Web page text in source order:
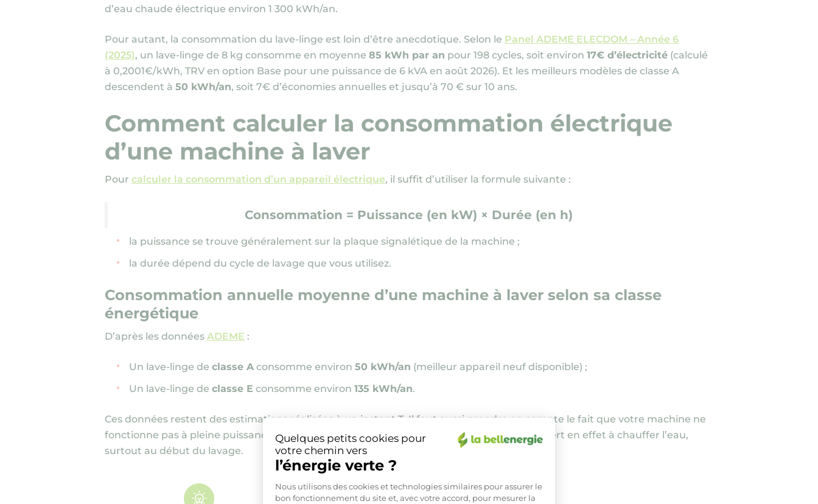
Quelques petits cookies pour
votre chemin vers
l’énergie verte ?
Plateforme de Gestion du Consentement : Personnalisez vos Options
Nous utilisons des cookies et technologies similaires pour assurer le
bon fonctionnement du site et, avec votre accord, pour mesurer la
d’eau chaude électrique environ 1 300 kWh/an.
Pour autant, la consommation du lave-linge est loin d’être anecdotique. Selon le Panel ADEME ELECDOM – Année 6
(2025), un lave-linge de 8 kg consomme en moyenne 85 kWh par an pour 198 cycles, soit environ 17€ d’électricité (calculé
à 0,2001€/kWh, TRV en option Base pour une puissance de 6 kVA en août 2026). Et les meilleurs modèles de classe A
descendent à 50 kWh/an, soit 7€ d’économies annuelles et jusqu’à 70 € sur 10 ans.
Comment calculer la consommation électrique
d’une machine à laver
Pour calculer la consommation d’un appareil électrique, il suffit d’utiliser la formule suivante :
Consommation = Puissance (en kW) × Durée (en h)
la puissance se trouve généralement sur la plaque signalétique de la machine ;
la durée dépend du cycle de lavage que vous utilisez.
Consommation annuelle moyenne d’une machine à laver selon sa classe
énergétique
D’après les données ADEME :
Un lave-linge de classe A consomme environ 50 kWh/an (meilleur appareil neuf disponible) ;
Un lave-linge de classe E consomme environ 135 kWh/an.
Ces données restent des estimations réalisées à un instant T. Il faut aussi prendre en compte le fait que votre machine ne
fonctionne pas à pleine puissance tout le temps. Le majeure partie de sa consommation sert en effet à chauffer l’eau,
surtout au début du lavage.